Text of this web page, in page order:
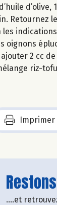
Retournez
les
oignons
2 cc
riz-
Imprimer
....et